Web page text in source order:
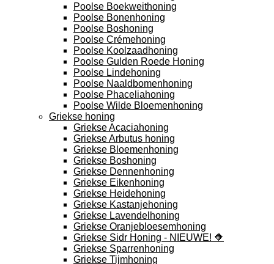
Poolse Boekweithoning
Poolse Bonenhoning
Poolse Boshoning
Poolse Crémehoning
Poolse Koolzaadhoning
Poolse Gulden Roede Honing
Poolse Lindehoning
Poolse Naaldbomenhoning
Poolse Phaceliahoning
Poolse Wilde Bloemenhoning
Griekse honing
Griekse Acaciahoning
Griekse Arbutus honing
Griekse Bloemenhoning
Griekse Boshoning
Griekse Dennenhoning
Griekse Eikenhoning
Griekse Heidehoning
Griekse Kastanjehoning
Griekse Lavendelhoning
Griekse Oranjebloesemhoning
Griekse Sidr Honing - NIEUWE! 🔶
Griekse Sparrenhoning
Griekse Tijmhoning